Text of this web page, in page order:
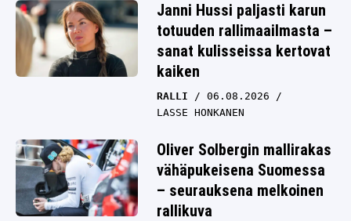
Janni Hussi paljasti karun
totuuden rallimaailmasta –
sanat kulisseissa kertovat
kaiken
RALLI
06.08.2026
LASSE HONKANEN
Oliver Solbergin mallirakas
vähäpukeisena Suomessa
– seurauksena melkoinen
rallikuva